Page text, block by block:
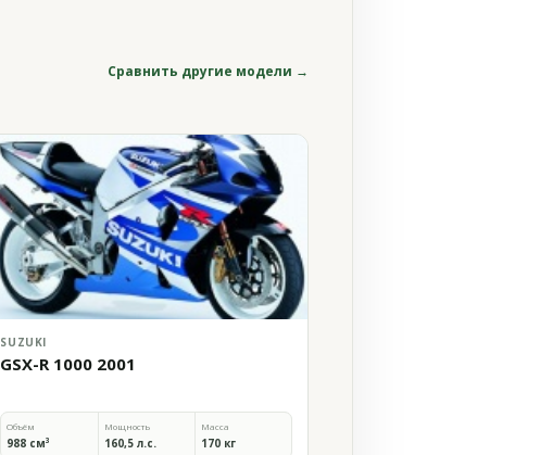
Сравнить другие модели →
SUZUKI
GSX-R 1000 2001
Объём
988 см³
Мощность
160,5 л.с.
Масса
170 кг